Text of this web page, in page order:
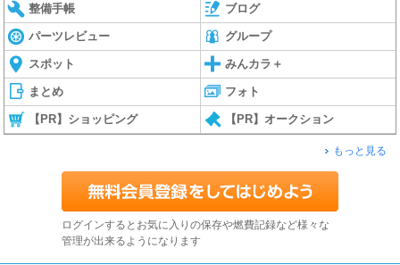
整備手帳 ブログ
パーツレビュー グループ
スポット みんカラ＋
まとめ フォト
【PR】ショッピング 【PR】オークション
もっと見る
ログインするとお気に入りの保存や燃費記録など様々な
管理が出来るようになります